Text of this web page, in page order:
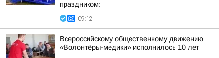
праздником:
09:12
Всероссийскому общественному движению
«Волонтёры-медики» исполнилось 10 лет